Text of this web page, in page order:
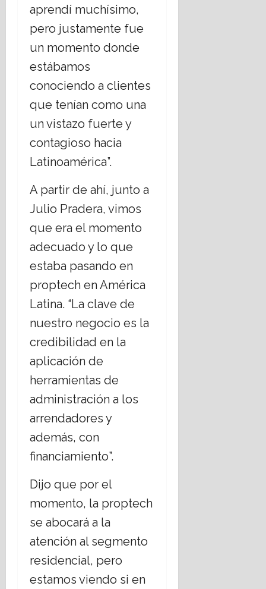
aprendí muchísimo,
pero justamente fue
un momento donde
estábamos
conociendo a clientes
que tenían como una
un vistazo fuerte y
contagioso hacia
Latinoamérica”.
A partir de ahí, junto a
Julio Pradera, vimos
que era el momento
adecuado y lo que
estaba pasando en
proptech en América
Latina. “La clave de
nuestro negocio es la
credibilidad en la
aplicación de
herramientas de
administración a los
arrendadores y
además, con
financiamiento”.
Dijo que por el
momento, la proptech
se abocará a la
atención al segmento
residencial, pero
estamos viendo si en